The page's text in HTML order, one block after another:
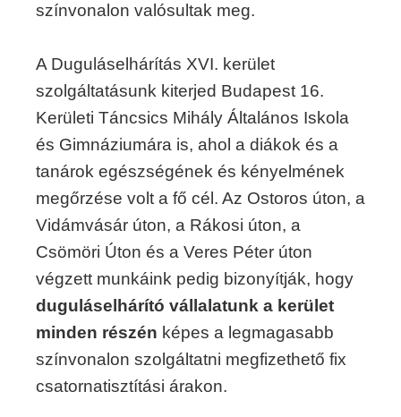
színvonalon valósultak meg.
A Duguláselhárítás XVI. kerület
szolgáltatásunk kiterjed Budapest 16.
Kerületi Táncsics Mihály Általános Iskola
és Gimnáziumára is, ahol a diákok és a
tanárok egészségének és kényelmének
megőrzése volt a fő cél. Az Ostoros úton, a
Vidámvásár úton, a Rákosi úton, a
Csömöri Úton és a Veres Péter úton
végzett munkáink pedig bizonyítják, hogy
duguláselhárító vállalatunk a kerület
minden részén képes a legmagasabb
színvonalon szolgáltatni megfizethető fix
csatornatisztítási árakon.